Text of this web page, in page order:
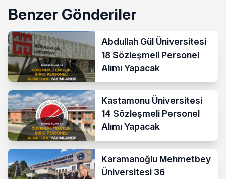
Benzer Gönderiler
Abdullah Gül Üniversitesi
18 Sözleşmeli Personel
Alımı Yapacak
Kastamonu Üniversitesi
14 Sözleşmeli Personel
Alımı Yapacak
Karamanoğlu Mehmetbey
Üniversitesi 36